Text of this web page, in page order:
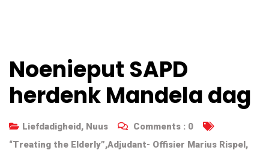
Noenieput SAPD
herdenk Mandela dag
Liefdadigheid, Nuus Comments : 0
“Treating the Elderly”,Adjudant- Offisier Marius Rispel,